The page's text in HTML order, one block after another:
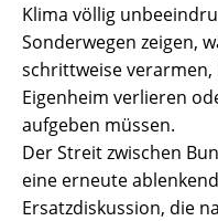
Klima völlig
Sonderwegen zeigen,
schrittweise
Eigenheim verlieren
aufgeben müssen.
Der Streit zwischen
eine erneute
Ersatzdiskussion, die